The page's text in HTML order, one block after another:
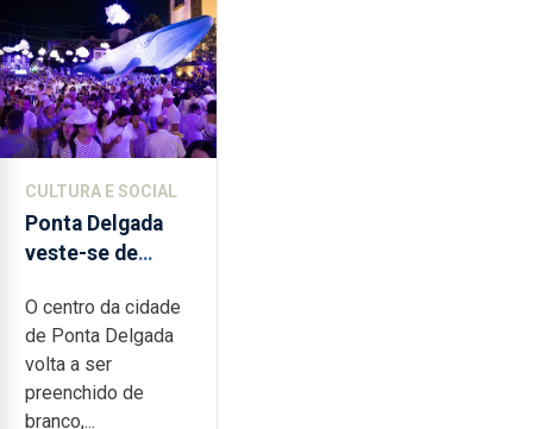
CULTURA E SOCIAL
Ponta Delgada
veste-se de
O centro da cidade
de Ponta Delgada
volta a ser
preenchido de
branco,...